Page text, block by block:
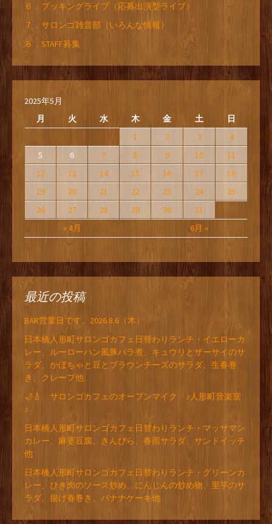
６．ブッキングライブ（応募出演型ライブ）
７．サロンゴ雑音部（いろんな情報）
８．STAFF募集
2025年5月
月
火 水 木 金 土 日
« 4月 6月 »
1 2 3
4
5
6 7 8 9 10
11
12
13 14 15 16 17
18
19
20 21 22 23 24
25
26
27 28 29 30 31
最近の投稿
BAR営業日です。2026.8.6（木）
日本橋人形町サロンゴカフェ日替わりランチ・イエローカ
レー、ルーローハン風豚バラ煮、キュウリとザーサイのサ
ラダ、かぼちゃと豆とブラウンチーズのサラダ、生春巻
き、クレープ他
🌙🎸 サロンゴカフェのオープンマイク ♪人形町音楽室
♪
日本橋人形町サロンゴカフェ日替わりランチ・マッサマン
カレー、麻婆豆腐、きんぴら、春雨サラダ、サンドイッチ
他
日本橋人形町サロンゴカフェ日替わりランチ・グリーンカ
レー、ひき肉のソース炒め、にんじんの炒め物、里芋のサ
ラダ、揚げ春巻き、バナナケーキ他